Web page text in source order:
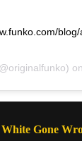
on
Gone